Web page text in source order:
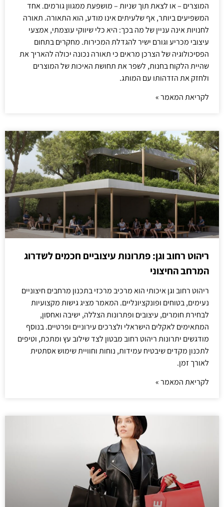
המוצרים – או לצאת תוך שניות – מושפעת ממגוון גורמים. אחד
המשפיעים ביותר, אף שלעיתים אינו מודע, הוא התאורה. תאורה
לחנויות אינה עניין של מה בכך: היא כלי שיווקי עוצמתי, אמצעי
עיצובי מכריע וגורם ישיר להגדלת המכירות. מחקרים בתחום
הפסיכולוגיה של הצרכן מראים כי תאורה נכונה יכולה להאריך את
שהיית הלקוח בחנות, לשפר את תחושת האיכות של המוצרים
ולחזק את הזדהותו עם המותג.
לקריאת המאמר »
ריהוט רחוב וגן: פתרונות עיצוביים חכמים לשדרוג
המרחב החיצוני
ריהוט רחוב וגן איכותי הוא מרכיב מרכזי בתכנון מרחבים חיצוניים
נעימים, בטוחים ופונקציונליים. המאמר מציג גישות מקצועיות
לבחירת חומרים, עיצובים ופתרונות הצללה, ישיבה ואחסון,
המתאימים לאקלים הישראלי ולצרכים עירוניים ופרטיים. בנוסף
מודגשים יתרונות ריהוט רחוב מבטון לצד שילוב עץ ומתכת, וטיפים
לתכנון מקדים שיבטיח עמידות, נוחות וחוויית שימוש אסתטית
לאורך זמן.
לקריאת המאמר »